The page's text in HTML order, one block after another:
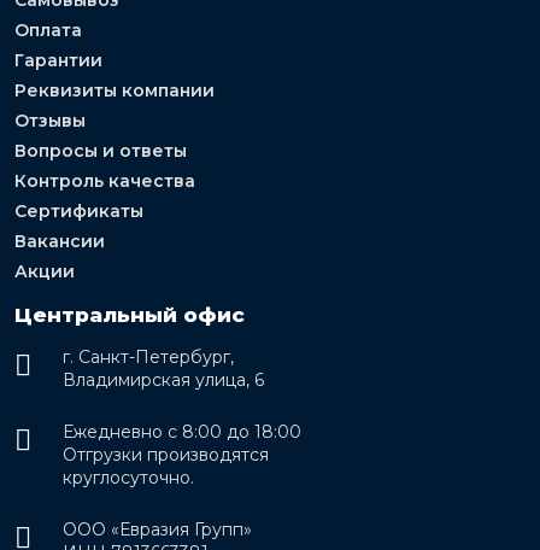
Оплата
Гарантии
Реквизиты компании
Отзывы
Вопросы и ответы
Контроль качества
Сертификаты
Вакансии
Акции
Центральный офис
г. Санкт-Петербург,
Владимирская улица, 6
Ежедневно с 8:00 до 18:00
Отгрузки производятся
круглосуточно.
ООО «Евразия Групп»